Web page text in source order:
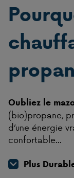
Oubliez le
(bio)propane,
d’une énergie
confortable...
Plus